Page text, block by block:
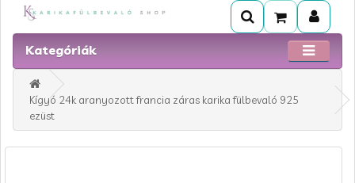
Kategóriák
Kígyó 24k aranyozott francia záras karika fülbevaló 925
ezüst